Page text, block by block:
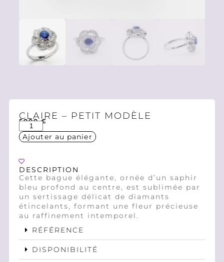
CLAIRE – PETIT MODÈLE
5000€
Ajouter au panier
DESCRIPTION
Cette bague élégante, ornée d’un saphir
bleu profond au centre, est sublimée par
un sertissage délicat de diamants
étincelants, formant une fleur précieuse
au raffinement intemporel.
RÉFÉRENCE
DISPONIBILITÉ